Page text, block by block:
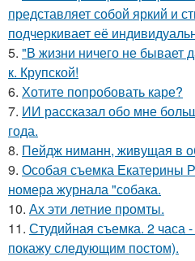
представляет собой яркий и
подчеркивает её
5. "В жизни ничего не бывает
к. Крупской!
6. Хотите попробовать каре?
7. ИИ рассказал обо мне
года.
8. Пейдж ниманн, живущая в
9. Особая съемка Екатерины
номера журнала "собака.
10. Ах эти летние промты.
11. Студийная съемка. 2 часа
покажу следующим постом).